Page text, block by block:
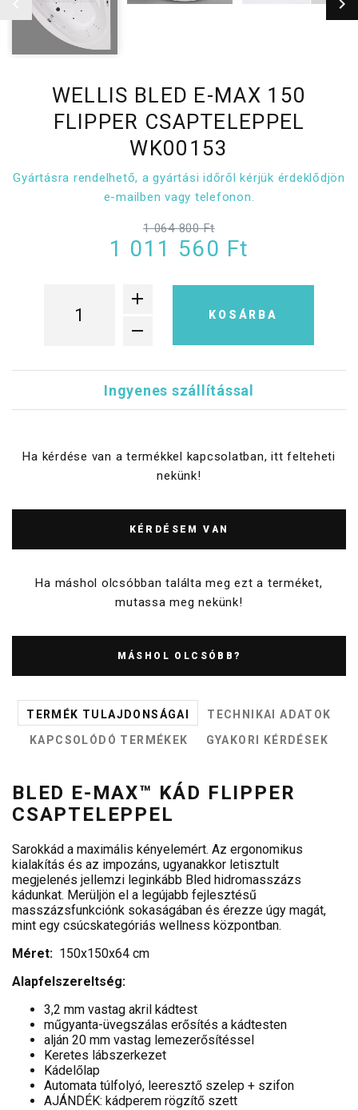
WELLIS BLED E-MAX 150
FLIPPER CSAPTELEPPEL
WK00153
Gyártásra rendelhető, a gyártási időről kérjük érdeklődjön
e-mailben vagy telefonon.
1 064 800 Ft
1 011 560 Ft
KOSÁRBA
Ingyenes szállítással
Ha kérdése van a termékkel kapcsolatban, itt felteheti
nekünk!
KÉRDÉSEM VAN
Ha máshol olcsóbban találta meg ezt a terméket,
mutassa meg nekünk!
MÁSHOL OLCSÓBB?
TERMÉK TULAJDONSÁGAI
TECHNIKAI ADATOK
KAPCSOLÓDÓ TERMÉKEK
GYAKORI KÉRDÉSEK
BLED E-MAX™ KÁD FLIPPER
CSAPTELEPPEL
Sarokkád a maximális kényelemért. Az ergonomikus
kialakítás és az impozáns, ugyanakkor letisztult
megjelenés jellemzi leginkább Bled hidromasszázs
kádunkat. Merüljön el a legújabb fejlesztésű
masszázsfunkciónk sokaságában és érezze úgy magát,
mint egy csúcskategóriás wellness központban.
Méret: 150x150x64 cm
Alapfelszereltség:
3,2 mm vastag akril kádtest
műgyanta-üvegszálas erősítés a kádtesten
alján 20 mm vastag lemezerősítéssel
Keretes lábszerkezet
Kádelőlap
Automata túlfolyó, leeresztő szelep + szifon
AJÁNDÉK: kádperem rögzítő szett